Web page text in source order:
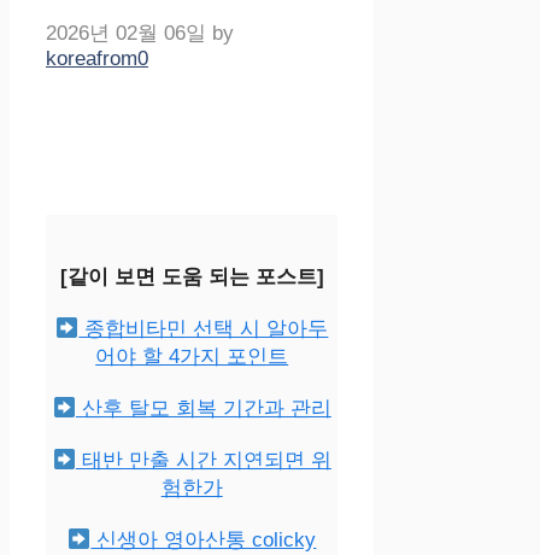
2026년 02월 06일 by
koreafrom0
[같이 보면 도움 되는 포스트]
종합비타민 선택 시 알아두
어야 할 4가지 포인트
산후 탈모 회복 기간과 관리
태반 만출 시간 지연되면 위
험한가
신생아 영아산통 colicky